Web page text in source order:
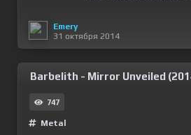
Emery
31 октября 2014
Barbelith - Mirror Unveiled
747
Metal